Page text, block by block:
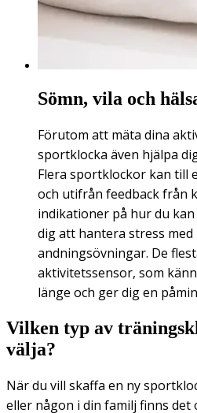
Sömn, vila och
Förutom att mäta dina
sportklocka även hjälpa
Flera sportklockor kan till
och utifrån feedback från
indikationer på hur du
dig att hantera stress med
andningsövningar. De
aktivitetssensor, som
länge och ger dig en
Vilken typ av
välja?
När du vill skaffa en ny
eller någon i din familj finns det